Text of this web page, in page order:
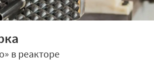
в реакторе